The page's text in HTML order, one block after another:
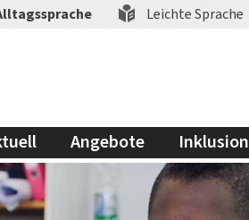
Leichte Sprache
Angebote Inklusion